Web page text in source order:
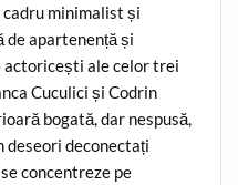
minimalist și
de apartenență și
actoricești ale celor trei
Cuculici și Codrin
bogată, dar nespusă,
deseori deconectați
concentreze pe